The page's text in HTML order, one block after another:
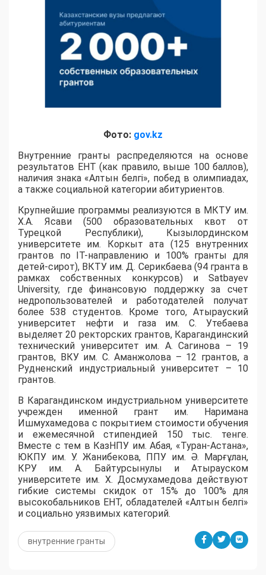
Фото: gov.kz
Внутренние гранты распределяются на основе
результатов ЕНТ (как правило, выше 100 баллов),
наличия знака «Алтын белгі», побед в олимпиадах,
а также социальной категории абитуриентов.
​Крупнейшие программы реализуются в МКТУ им.
Х.А. Ясави (500 образовательных квот от
Турецкой Республики), Кызылординском
университете им. Коркыт ата (125 внутренних
грантов по IT-направлению и 100% гранты для
детей-сирот), ВКТУ им. Д. Серикбаева (94 гранта в
рамках собственных конкурсов) и Satbayev
University, где финансовую поддержку за счет
недропользователей и работодателей получат
более 538 студентов. Кроме того, Атырауский
университет нефти и газа им. С. Утебаева
выделяет 20 ректорских грантов, Карагандинский
технический университет им. А. Сагинова – 19
грантов, ВКУ им. С. Аманжолова – 12 грантов, а
Рудненский индустриальный университет – 10
грантов.
​В Карагандинском индустриальном университете
учрежден именной грант им. Наримана
Ишмухамедова с покрытием стоимости обучения
и ежемесячной стипендией 150 тыс. тенге.
Вместе с тем в КазНПУ им. Абая, «Туран-Астана»,
ЮКПУ им. У. Жанибекова, ППУ им. Ә. Марғұлан,
КРУ им. А. Байтурсынулы и Атырауском
университете им. Х. Досмухамедова действуют
гибкие системы скидок от 15% до 100% для
высокобальников ЕНТ, обладателей «Алтын белгі»
и социально уязвимых категорий.
внутренние гранты